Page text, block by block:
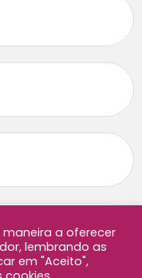
nacional
a oferecer
lembrando as
em "Aceito",